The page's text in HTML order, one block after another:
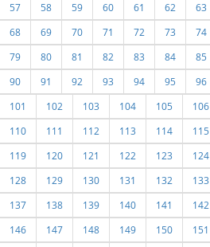
57
58 59 60 61 62 63
68
69 70 71 72 73 74
79
80 81 82 83 84 85
90
91 92 93 94 95 96
101
102 103 104 105 106
110
111 112 113 114 115
119
120 121 122 123 124
128
129 130 131 132 133
137
138 139 140 141 142
146
147 148 149 150 151